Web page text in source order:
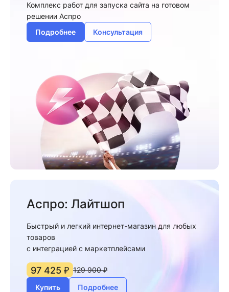
Комплекс работ для запуска сайта на готовом
решении Аспро
Подробнее
Консультация
Аспро: Лайтшоп
Быстрый и легкий интернет-магазин для любых
товаров
c интеграцией с маркетплейсами
97 425 ₽ 129 900 ₽
Купить
Подробнее